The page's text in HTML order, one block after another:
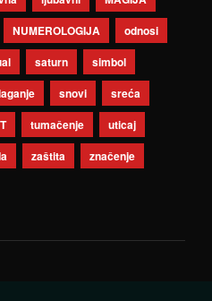
NUMEROLOGIJA
odnosi
saturn
simbol
snovi
sreća
tumačenje
uticaj
zaštita značenje